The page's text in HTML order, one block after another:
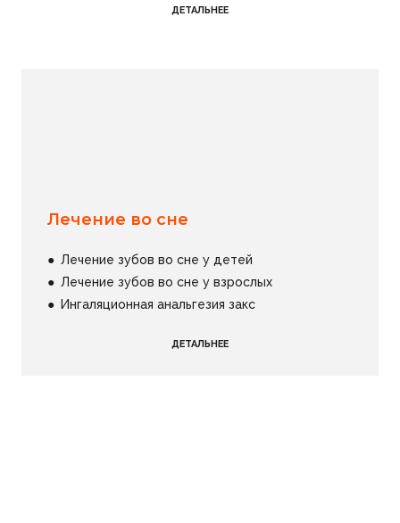
ДЕТАЛЬНЕЕ
Лечение во сне
● Лечение зубов во сне у детей
● Лечение зубов во сне у взрослых
● Ингаляционная анальгезия закс
ДЕТАЛЬНЕЕ